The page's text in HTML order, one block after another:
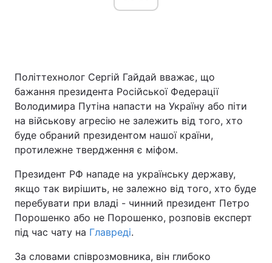
Політтехнолог Сергій Гайдай вважає, що
бажання президента Російської Федерації
Володимира Путіна напасти на Україну або піти
на військову агресію не залежить від того, хто
буде обраний президентом нашої країни,
протилежне твердження є міфом.
Президент РФ нападе на українську державу,
якщо так вирішить, не залежно від того, хто буде
перебувати при владі - чинний президент Петро
Порошенко або не Порошенко, розповів експерт
під час чату на Главреді.
За словами співрозмовника, він глибоко